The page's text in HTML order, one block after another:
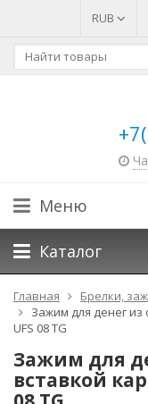
RUB
Меню
Каталог
Главная
Брелки,
Зажим для денег из
UFS 08 TG
Зажим для
вставкой